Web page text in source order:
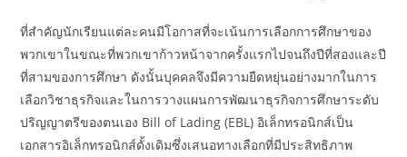
ที่สำคัญนักเรียนแต่ละคนมีโอกาสที่จะเน้นการเลือกการศึกษาของ
พวกเขาในขณะที่พวกเขาก้าวหน้าจากครั้งแรกไปจนถึงปีที่สองและปี
ที่สามของการศึกษา ดังนั้นบุคคลจึงมีความยืดหยุ่นอย่างมากในการ
เลือกวิชาธุรกิจและในการวางแผนการพัฒนาธุรกิจการศึกษาระดับ
ปริญญาตรีของตนเอง Bill of Lading (EBL) อิเล็กทรอนิกส์เป็น
เอกสารอิเล็กทรอนิกส์ดั้งเดิมซึ่งเสนอทางเลือกที่มีประสิทธิภาพ